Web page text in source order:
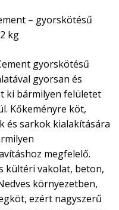
– gyorskötésű
kg
gyorskötésű
gyorsan és
ki bármilyen felületet
Kőkeményre köt,
és sarkok kialakítására
megfelelő.
kültéri vakolat, beton,
környezetben,
ezért nagyszerű